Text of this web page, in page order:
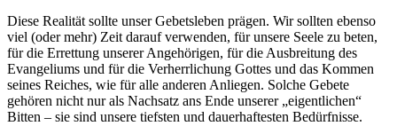
Diese Realität sollte unser Gebetsleben prägen. Wir sollten ebenso
viel (oder mehr) Zeit darauf verwenden, für unsere Seele zu beten,
für die Errettung unserer Angehörigen, für die Ausbreitung des
Evangeliums und für die Verherrlichung Gottes und das Kommen
seines Reiches, wie für alle anderen Anliegen. Solche Gebete
gehören nicht nur als Nachsatz ans Ende unserer „eigentlichen“
Bitten – sie sind unsere tiefsten und dauerhaftesten Bedürfnisse.